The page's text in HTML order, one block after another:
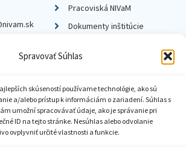
Spravovať Súhlas
skúseností používame technológie, ako sú
a/alebo prístup k informáciám o zariadení. Súhlas s
umožní spracovávať údaje, ako je správanie pri
ID na tejto stránke. Nesúhlas alebo odvolanie
ovplyvniť určité vlastnosti a funkcie.
Pracoviská NIVaM
Dokumenty inštitúcie
Zásady ochrany súkromia